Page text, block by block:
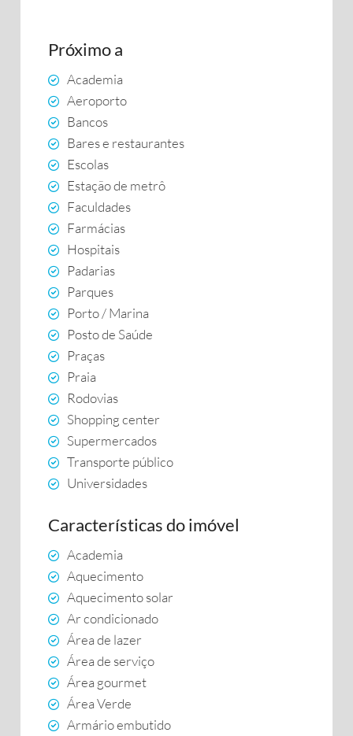
Próximo a
Academia
Aeroporto
Bancos
Bares e restaurantes
Escolas
Estação de metrô
Faculdades
Farmácias
Hospitais
Padarias
Parques
Porto / Marina
Posto de Saúde
Praças
Praia
Rodovias
Shopping center
Supermercados
Transporte público
Universidades
Características do imóvel
Academia
Aquecimento
Aquecimento solar
Ar condicionado
Área de lazer
Área de serviço
Área gourmet
Área Verde
Armário embutido